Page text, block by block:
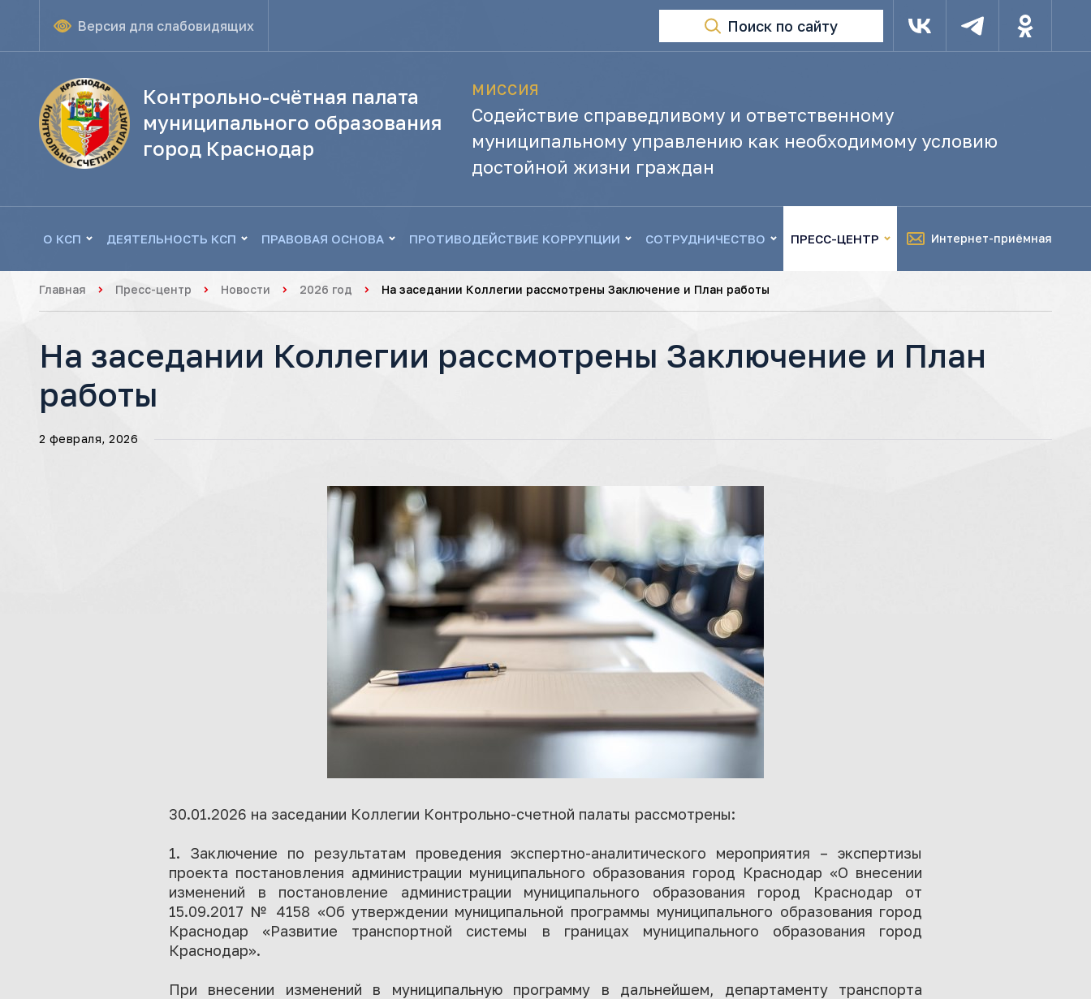
Версия для слабовидящих Поиск по сайту
Контрольно-счётная палата
муниципального образования
город Краснодар
МИССИЯ
Содействие справедливому и ответственному
муниципальному управлению как необходимому условию
достойной жизни граждан
О КСП ДЕЯТЕЛЬНОСТЬ КСП ПРАВОВАЯ ОСНОВА ПРОТИВОДЕЙСТВИЕ КОРРУПЦИИ СОТРУДНИЧЕСТВО ПРЕСС-ЦЕНТР Интернет-приёмная
Главная Пресс-центр Новости 2026 год На заседании Коллегии рассмотрены Заключение и План работы
На заседании Коллегии рассмотрены Заключение и План
работы
2 февраля, 2026
30.01.2026 на заседании Коллегии Контрольно-счетной палаты рассмотрены:
1. Заключение по результатам проведения экспертно-аналитического мероприятия – экспертизы
проекта постановления администрации муниципального образования город Краснодар «О внесении
изменений в постановление администрации муниципального образования город Краснодар от
15.09.2017 № 4158 «Об утверждении муниципальной программы муниципального образования город
Краснодар «Развитие транспортной системы в границах муниципального образования город
Краснодар».
При внесении изменений в муниципальную программу в дальнейшем, департаменту транспорта